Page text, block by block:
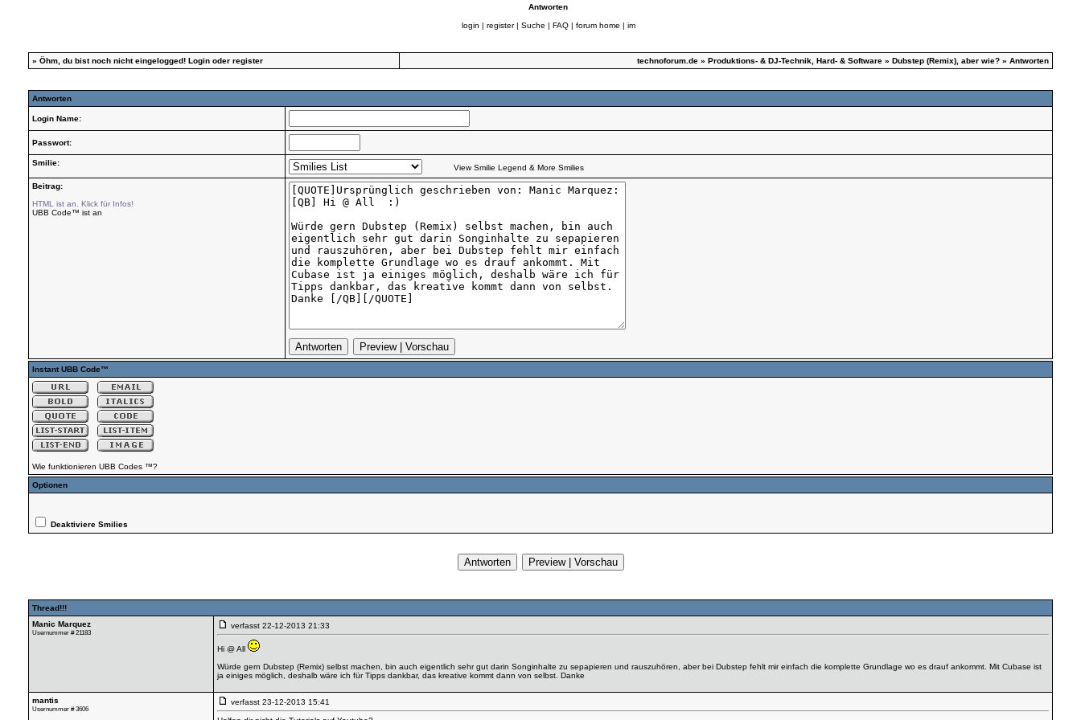
Antworten
login | register | Suche | FAQ| forum home | im
» Öhm, du bist noch nicht eingelogged! Login oder register technoforum.de » Produktions- & DJ-Technik, Hard- & Software » Dubstep (Remix), aber wie? » Antworten
Antworten
Login Name:
Passwort:
Smilie:
View Smilie Legend & More Smilies
Beitrag:
HTML ist an. Klick für Infos!
UBB Code™ ist an
Instant UBB Code™
Wie funktionieren UBB Codes ™?
Optionen
Deaktiviere Smilies
Thread!!!
Manic Marquez
Usernummer # 21183
verfasst 22-12-2013 21:33
Hi @ All
Würde gern Dubstep (Remix) selbst machen, bin auch eigentlich sehr gut darin Songinhalte zu sepapieren und rauszuhören, aber bei Dubstep fehlt mir einfach die komplette Grundlage wo es drauf ankommt. Mit Cubase ist
ja einiges möglich, deshalb wäre ich für Tipps dankbar, das kreative kommt dann von selbst. Danke
mantis
Usernummer # 3606
verfasst 23-12-2013 15:41